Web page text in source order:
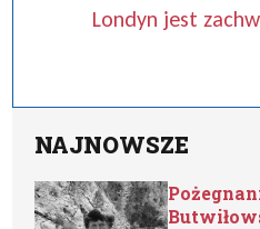
Londyn jest
NAJNOWSZE